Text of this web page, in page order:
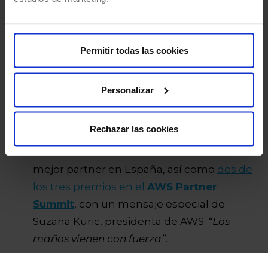
Permitir todas las cookies
Personalizar
Rechazar las cookies
de las tres únicas agencias españolas
nominadas como una de las mejores de
Europa, Oriente Medio y África.
Inteligencia Artificial y Big Data, recibiendo
mejor partner en España, así como dos de
los tres premios en el AWS Partner
Summit, con un mensaje especial de
Suzana Kuric, presidenta de AWS: “Los
maños vienen con fuerza”.